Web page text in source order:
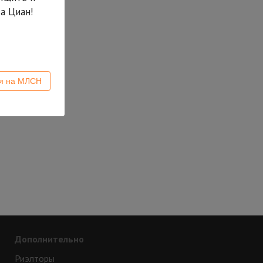
Дополнительно
Риэлторы
Циан!
на МЛСН